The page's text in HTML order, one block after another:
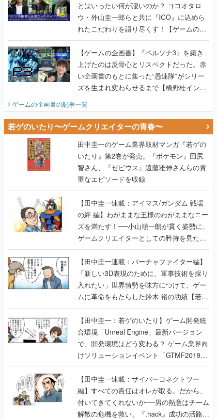
とはいったい何が凄いのか？ ヨコオタロ
ウ・外山圭一郎らと共に『ICO』に込めら
れたこだわりを語り尽くす！【ゲームの企
画書】
【ゲームの企画書】『ペルソナ3』を築き
上げたのは反骨心とリスペクトだった。赤
い企画書のもとに集った“愚連隊”がシリー
ズを生まれ変わらせるまで【橋野桂インタ
ビュー】
ゲームの企画書の記事一覧
若ゲのいたり〜ゲームクリエイターの青春〜
田中圭一のゲーム業界取材マンガ『若ゲの
いたり』第2巻が発売。『ポケモン』田尻
智さん、『ゼビウス』遠藤雅伸さんらの貴
重なエピソードを収録
【田中圭一連載：アイマス/ガンダム 戦場
の絆 編】わがままな王様のわがままなニー
ズを満たす！──小山順一朗が貫く姿勢に、
ゲームクリエイターとしての矜持を見た
【若ゲのいたり最終回】
【田中圭一連載：バーチャファイター編】
「新しい3D表現のために、軍事技術を採り
入れたい」世界情勢を味方につけて、ゲー
ムに革命をもたらした鈴木 裕の功績【若ゲ
のいたり】
【田中圭一：若ゲのいたり】ゲーム開発統
合環境「Unreal Engine」最新バージョン
で、開発環境はどう変わる？ ゲーム業界向
けソリューションイベント「GTMF2019」
に行って、より理解を深めよう【PR】
【田中圭一連載：サイバーコネクトツー
編】すべての責任はオレが取る。だから、
付いてきてくれないか──男の熱意はチーム
解散の危機を救い、『.hack』成功の活路を